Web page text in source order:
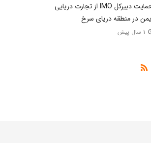
حمایت دبیر‌کل IMO از تجار‌ت دریایی
در منطقه دریای سرخ